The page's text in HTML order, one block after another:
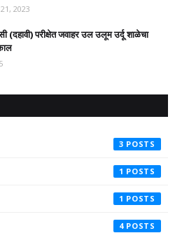
2023
(दहावी) परीक्षेत जवाहर उल उलूम उर्दू शाळेचा
3
1
1
4